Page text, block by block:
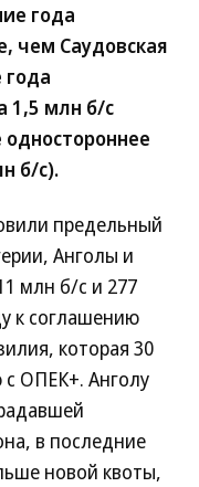
года
чем Саудовская
года
1,5 млн б/с
б/с).
предельный
Анголы и
млн б/с и 277
к соглашению
которая 30
ОПЕК+. Анголу
в последние
новой квоты,